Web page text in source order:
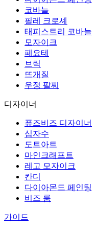
코바늘
필레 크로셰
태피스트리 코바늘
모자이크
페요테
브릭
뜨개질
우정 팔찌
디자이너
퓨즈비즈 디자이너
십자수
도트아트
마인크래프트
레고 모자이크
칸디
다이아몬드 페인팅
비즈 룸
가이드